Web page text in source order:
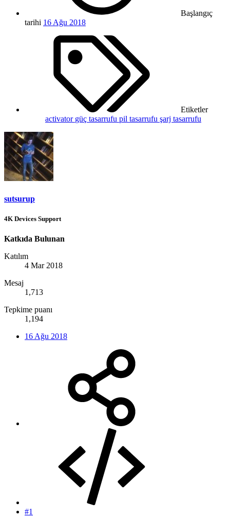
Başlangıç
tarihi 16 Ağu 2018
Etiketler
activator güç tasarrufu pil tasarrufu şarj tasarrufu
sutsurup
4K Devices Support
Katkıda Bulunan
Katılım
4 Mar 2018
Mesaj
1,713
Tepkime puanı
1,194
16 Ağu 2018
#1